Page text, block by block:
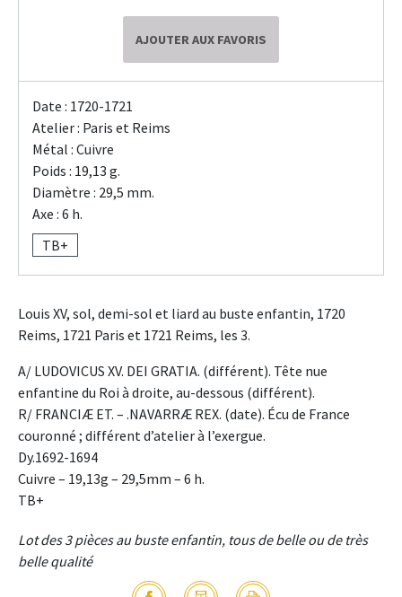
AJOUTER AUX FAVORIS
Date : 1720-1721
Atelier : Paris et Reims
Métal : Cuivre
Poids : 19,13 g.
Diamètre : 29,5 mm.
Axe : 6 h.
TB+
Louis XV, sol, demi-sol et liard au buste enfantin, 1720
Reims, 1721 Paris et 1721 Reims, les 3.
A/ LUDOVICUS XV. DEI GRATIA. (différent). Tête nue
enfantine du Roi à droite, au-dessous (différent).
R/ FRANCIÆ ET. – .NAVARRÆ REX. (date). Écu de France
couronné ; différent d’atelier à l’exergue.
Dy.1692-1694
Cuivre – 19,13g – 29,5mm – 6 h.
TB+
Lot des 3 pièces au buste enfantin, tous de belle ou de très
belle qualité